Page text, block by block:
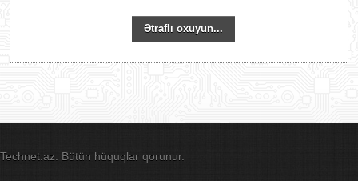
Ətraflı oxuyun...
Technet.az. Bütün hüquqlar qorunur.